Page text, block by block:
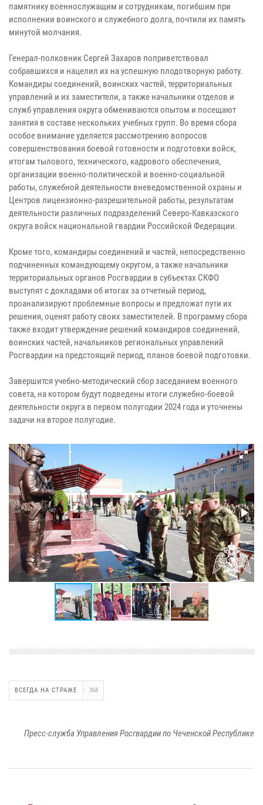
памятнику военнослужащим и сотрудникам, погибшим при
исполнении воинского и служебного долга, почтили их память
минутой молчания.
Генерал-полковник Сергей Захаров поприветствовал
собравшихся и нацелил их на успешную плодотворную работу.
Командиры соединений, воинских частей, территориальных
управлений и их заместители, а также начальники отделов и
служб управления округа обмениваются опытом и посещают
занятия в составе нескольких учебных групп. Во время сбора
особое внимание уделяется рассмотрению вопросов
совершенствования боевой готовности и подготовки войск,
итогам тылового, технического, кадрового обеспечения,
организации военно-политической и военно-социальной
работы, служебной деятельности вневедомственной охраны и
Центров лицензионно-разрешительной работы, результатам
деятельности различных подразделений Северо-Кавказского
округа войск национальной гвардии Российской Федерации.
Кроме того, командиры соединений и частей, непосредственно
подчиненных командующему округом, а также начальники
территориальных органов Росгвардии в субъектах СКФО
выступят с докладами об итогах за отчетный период,
проанализируют проблемные вопросы и предложат пути их
решения, оценят работу своих заместителей. В программу сбора
также входит утверждение решений командиров соединений,
воинских частей, начальников региональных управлений
Росгвардии на предстоящий период, планов боевой подготовки.
Завершится учебно-методический сбор заседанием военного
совета, на котором будут подведены итоги служебно-боевой
деятельности округа в первом полугодии 2024 года и уточнены
задачи на второе полугодие.
ВСЕГДА НА СТРАЖЕ 368
Пресс-служба Управления Росгвардии по Чеченской Республике